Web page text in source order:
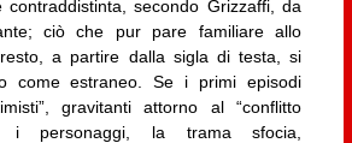
contraddistinta, secondo Grizzaffi, da
ciò che pur pare familiare allo
a partire dalla sigla di testa, si
come estraneo. Se i primi episodi
gravitanti attorno al “conflitto
i personaggi, la trama sfocia,